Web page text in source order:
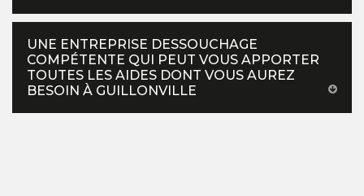
UNE ENTREPRISE DESSOUCHAGE
COMPÉTENTE QUI PEUT VOUS APPORTER
TOUTES LES AIDES DONT VOUS AUREZ
BESOIN À GUILLONVILLE